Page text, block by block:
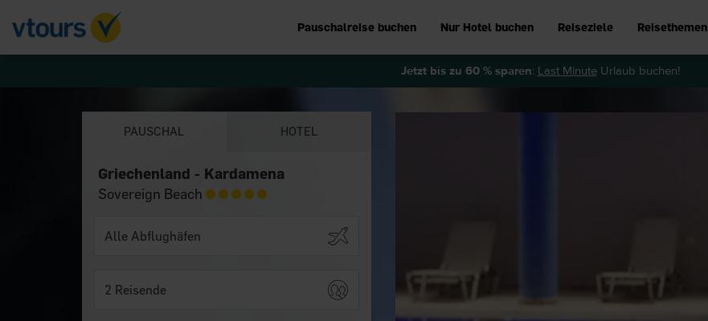
Pauschalreise buchen Nur Hotel buchen Reiseziele Reisethemen
Jetzt bis zu 60 % sparen: Last MinuteUrlaub buchen!
PAUSCHAL HOTEL
Griechenland - Kardamena
Sovereign Beach
2 Reisende